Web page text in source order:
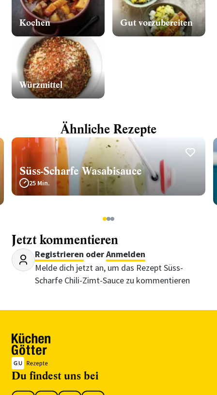
Kochen
Würzmittel
Gut vorzubereiten
Ähnliche Rezepte
Süss-Scharfe Wasabisauce
25 Min.
123
Jetzt kommentieren
Registrieren oderAnmelden
Melde dich jetzt an, um das Rezept Süss-
Scharfe Chili-Zimt-Sauce zu kommentieren
Du findest uns bei